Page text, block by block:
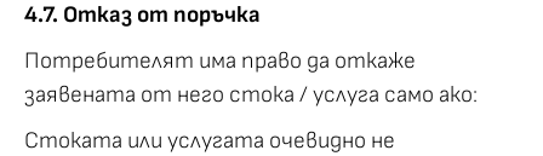
4.7. Отказ от поръчка
Потребителят има право да откаже
заявената от него стока / услуга само ако:
Стоката или услугата очевидно не